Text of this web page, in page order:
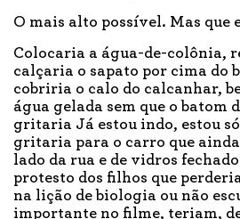
O mais alto possível. Mas que
Colocaria a água-de-colônia,
calçaria o sapato por cima do
cobriria o calo do calcanhar,
água gelada sem que o batom
gritaria Já estou indo, estou só
gritaria para o carro que
lado da rua e de vidros
protesto dos filhos que
na lição de biologia ou não
importante no filme, teriam,